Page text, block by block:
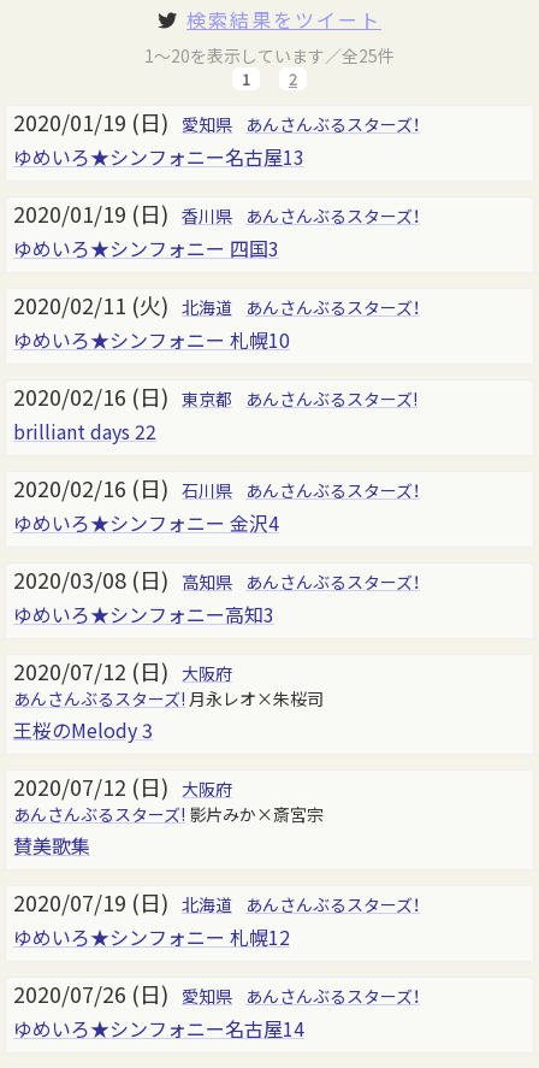
検索結果をツイート
1～20を表示しています／全25件
1 2
2020/01/19 (日) 愛知県 あんさんぶるスターズ！
ゆめいろ★シンフォニー名古屋13
2020/01/19 (日) 香川県 あんさんぶるスターズ！
ゆめいろ★シンフォニー 四国3
2020/02/11 (火) 北海道 あんさんぶるスターズ！
ゆめいろ★シンフォニー 札幌10
2020/02/16 (日) 東京都 あんさんぶるスターズ!
brilliant days 22
2020/02/16 (日) 石川県 あんさんぶるスターズ！
ゆめいろ★シンフォニー 金沢4
2020/03/08 (日) 高知県 あんさんぶるスターズ！
ゆめいろ★シンフォニー高知3
2020/07/12 (日) 大阪府
あんさんぶるスターズ! 月永レオ×朱桜司
王桜のMelody 3
2020/07/12 (日) 大阪府
あんさんぶるスターズ! 影片みか×斎宮宗
賛美歌集
2020/07/19 (日) 北海道 あんさんぶるスターズ！
ゆめいろ★シンフォニー 札幌12
2020/07/26 (日) 愛知県 あんさんぶるスターズ！
ゆめいろ★シンフォニー名古屋14